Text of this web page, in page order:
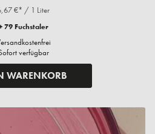
€* / 1 Liter
79 Fuchstaler
verfügbar
WARENKORB